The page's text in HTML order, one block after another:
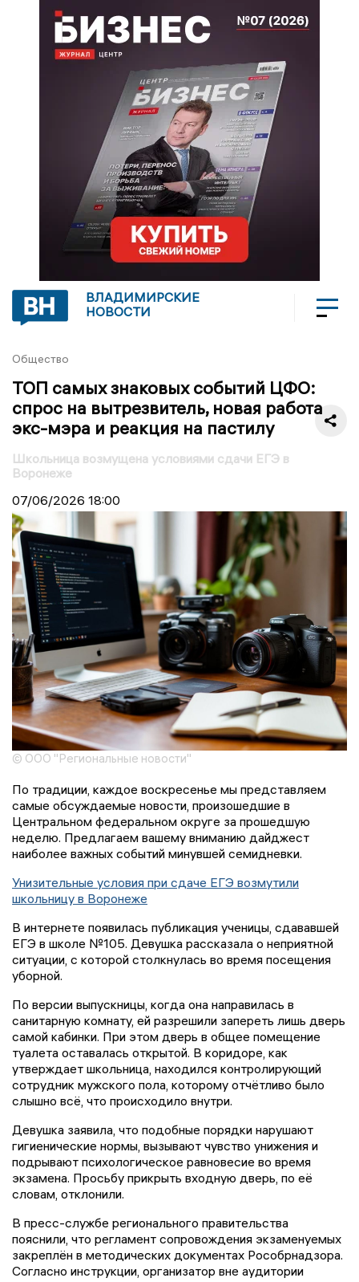
ВЛАДИМИРСКИЕ
НОВОСТИ
Общество
ТОП самых знаковых событий ЦФО:
спрос на вытрезвитель, новая работа
экс-мэра и реакция на пастилу
Школьница возмущена условиями сдачи ЕГЭ в
Воронеже
07/06/2026 18:00
© ООО "Региональные новости"
По традиции, каждое воскресенье мы представляем
самые обсуждаемые новости, произошедшие в
Центральном федеральном округе за прошедшую
неделю. Предлагаем вашему вниманию дайджест
наиболее важных событий минувшей семидневки.
Унизительные условия при сдаче ЕГЭ возмутили
школьницу в Воронеже
В интернете появилась публикация ученицы, сдававшей
ЕГЭ в школе №105. Девушка рассказала о неприятной
ситуации, с которой столкнулась во время посещения
уборной.
По версии выпускницы, когда она направилась в
санитарную комнату, ей разрешили запереть лишь дверь
самой кабинки. При этом дверь в общее помещение
туалета оставалась открытой. В коридоре, как
утверждает школьница, находился контролирующий
сотрудник мужского пола, которому отчётливо было
слышно всё, что происходило внутри.
Девушка заявила, что подобные порядки нарушают
гигиенические нормы, вызывают чувство унижения и
подрывают психологическое равновесие во время
экзамена. Просьбу прикрыть входную дверь, по её
словам, отклонили.
В пресс-службе регионального правительства
пояснили, что регламент сопровождения экзаменуемых
закреплён в методических документах Рособрнадзора.
Согласно инструкции, организатор вне аудитории